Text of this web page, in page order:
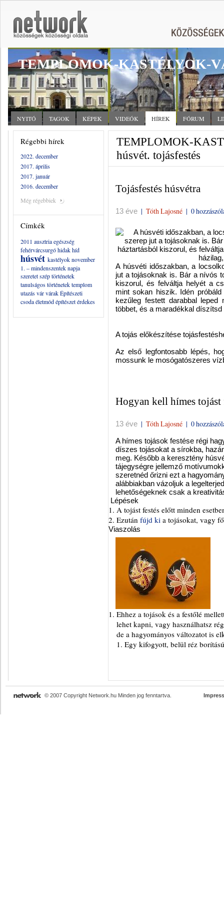
TEMPLOMOK-KASTÉLYOK-
NYITÓ TAGOK KÉPEK VIDEÓK HÍREK FÓRUM
Régebbi hírek
2022. december
2017. április
2017. január
2016. december
Még régebbiek
Címkék
2011 ausztriaegészség
fehérvárcsurgóhidakhíd
húsvét kastélyoknovember
1. – mindenszentek napja
szeretetszép történetek
tanulságos történetektemplom
utazásvárvárakÉpítészeti
csodaéletmódépítészetérdekes
TEMPLOMOK-
húsvét. tojásfestés
Tojásfestés húsvétra
13 éve | Tóth Lajosné | 0
A húsvéti időszakban, a
jut a tojásoknak is. Bár a nívós
kiszorul, és felváltja helyét a
mint sokan hiszik. Idén
kezűleg festett darabbal
többet, és a maradékkal
A tojás előkészítése
Az első legfontosabb lépés,
mossunk le mosógatószeres
Hogyan kell hímes tojást
13 éve | Tóth Lajosné | 0
A hímes tojások festése régi
díszes tojásokat a sírokba,
meg. Később a keresztény
tájegységre jellemző
szeretnéd őrizni ezt a
alábbiakban vázoljuk a
lehetőségeknek csak a
Lépések
A tojást festés előtt minden
Ezután fújd ki a tojásokat, vagy
Viaszolás
Ehhez a tojások és a festőlé
lehet kapni, vagy használhatsz
de a hagyományos változatot is
Egy kifogyott, belül réz
© 2007 Copyright Network.hu Minden jog fenntartva.